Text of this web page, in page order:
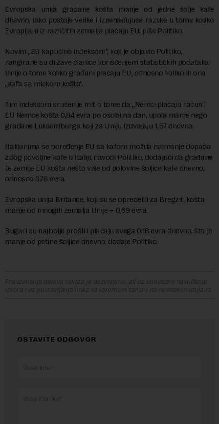
Evropska unija građane košta manje od jedne šolje kafe
dnevno, iako postoje velike i iznenađujuće razlike u tome koliko
Evropljani iz različitih zemalja plaćaju EU, piše Politiko.
Novim „EU kapućino indeksom“, koji je objavio Politiko,
rangirane su države članice korišćenjem statističkih podataka
Unije o tome koliko građani plaćaju EU, odnosno koliko ih ona
„kafa sa mlekom košta“.
Tim indeksom srušen je mit o tome da „Nemci plaćaju račun“.
EU Nemce košta 0,84 evra po osobi na dan, upola manje nego
građane Luksemburga koji za Uniju izdvajaju 1,57 dnevno.
Italijanima se poređenje EU sa kafom možda najmanje dopada
zbog povoljne kafe u Italiji, navodi Politiko, dodajući da građane
te zemlje EU košta nešto više od polovine šoljice kafe dnevno,
odnosno 0.76 evra.
Evropska unija Britance, koji su se opredelili za Bregzit, košta
manje od mnogih zemalja Unije – 0,69 evra.
Bugari su najbolje prošli i plaćaju svega 0.18 evra dnevno, što je
manje od petine šoljice dnevno, dodaje Politiko.
Preuzimanje delova teksta je dozvoljeno, ali uz obavezno navođenje
izvora i uz postavljanje linka ka izvornom tekstu na novaekonomija.rs
OSTAVITE ODGOVOR